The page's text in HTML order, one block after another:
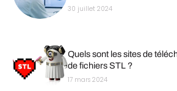
30 juillet 2024
Quels sont les sites de
de fichiers STL ?
17 mars 2024